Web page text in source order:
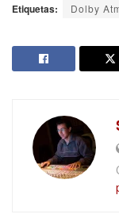
Etiquetas: Dolby